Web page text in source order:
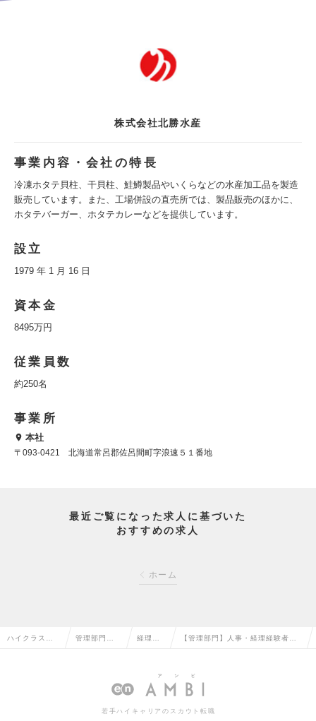
株式会社北勝水産
事業内容・会社の特長
冷凍ホタテ貝柱、干貝柱、鮭鱒製品やいくらなどの水産加工品を製造
販売しています。また、工場併設の直売所では、製品販売のほかに、
ホタテバーガー、ホタテカレーなどを提供しています。
設立
1979 年 1 月 16 日
資本金
8495万円
従業員数
約250名
事業所
本社
〒093-0421 北海道常呂郡佐呂間町字浪速５１番地
最近ご覧になった求人に基づいた
おすすめの求人
ホーム
ハイクラス求 管理部門系 経理の 【管理部門】人事・経理経験者歓
若手ハイキャリアのスカウト転職